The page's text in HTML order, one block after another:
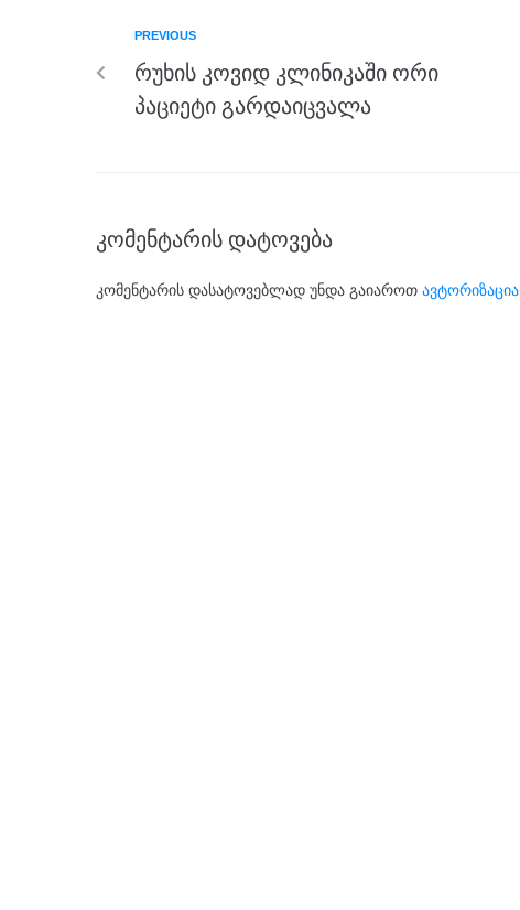
b
o
o
k
er
p
p
PREVIOUS
რუხის კოვიდ კლინიკაში ორი
პაციეტი გარდაიცვალა
კომენტარის დატოვება
კომენტარის დასატოვებლად უნდა გაიაროთ ავტორიზაცია